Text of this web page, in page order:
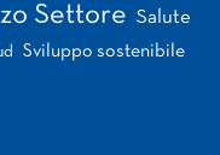
Settore Salute
Sviluppo sostenibile